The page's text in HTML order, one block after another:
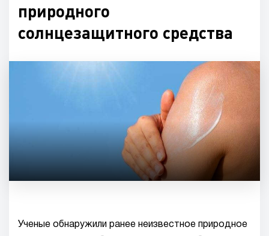
природного
солнцезащитного средства
Ученые обнаружили ранее неизвестное природное